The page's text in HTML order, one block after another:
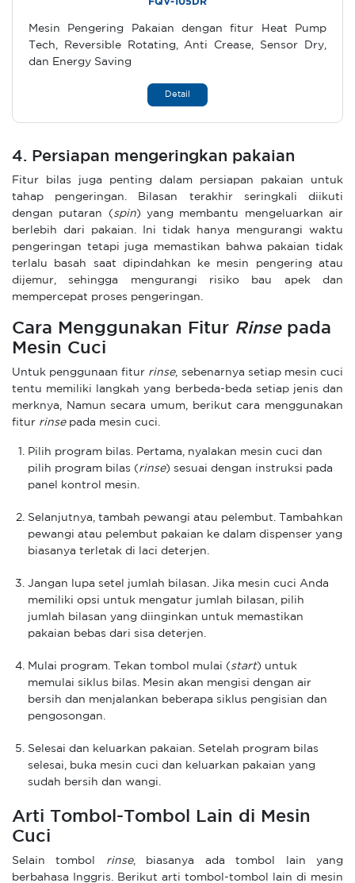
FQV-105DR
Mesin Pengering Pakaian dengan fitur Heat Pump
Tech, Reversible Rotating, Anti Crease, Sensor Dry,
dan Energy Saving
Detail
4. Persiapan mengeringkan pakaian
Fitur bilas juga penting dalam persiapan pakaian untuk
tahap pengeringan. Bilasan terakhir seringkali diikuti
dengan putaran (spin) yang membantu mengeluarkan air
berlebih dari pakaian. Ini tidak hanya mengurangi waktu
pengeringan tetapi juga memastikan bahwa pakaian tidak
terlalu basah saat dipindahkan ke mesin pengering atau
dijemur, sehingga mengurangi risiko bau apek dan
mempercepat proses pengeringan.
Cara Menggunakan Fitur Rinsepada
Mesin Cuci
Untuk penggunaan fitur rinse, sebenarnya setiap mesin cuci
tentu memiliki langkah yang berbeda-beda setiap jenis dan
merknya, Namun secara umum, berikut cara menggunakan
fitur rinse pada mesin cuci.
Pilih program bilas. Pertama, nyalakan mesin cuci dan
pilih program bilas (rinse) sesuai dengan instruksi pada
panel kontrol mesin.
Selanjutnya, tambah pewangi atau pelembut. Tambahkan
pewangi atau pelembut pakaian ke dalam dispenser yang
biasanya terletak di laci deterjen.
Jangan lupa setel jumlah bilasan. Jika mesin cuci Anda
memiliki opsi untuk mengatur jumlah bilasan, pilih
jumlah bilasan yang diinginkan untuk memastikan
pakaian bebas dari sisa deterjen.
Mulai program. Tekan tombol mulai (start) untuk
memulai siklus bilas. Mesin akan mengisi dengan air
bersih dan menjalankan beberapa siklus pengisian dan
pengosongan.
Selesai dan keluarkan pakaian. Setelah program bilas
selesai, buka mesin cuci dan keluarkan pakaian yang
sudah bersih dan wangi.
Arti Tombol-Tombol Lain di Mesin
Cuci
Selain tombol rinse, biasanya ada tombol lain yang
berbahasa Inggris. Berikut arti tombol-tombol lain di mesin